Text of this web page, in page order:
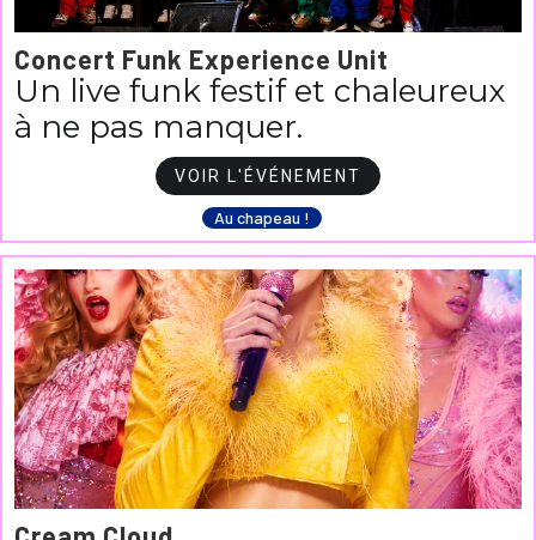
Concert Funk Experience Unit
Un live funk festif et chaleureux
à ne pas manquer.
VOIR L'ÉVÉNEMENT
Au chapeau !